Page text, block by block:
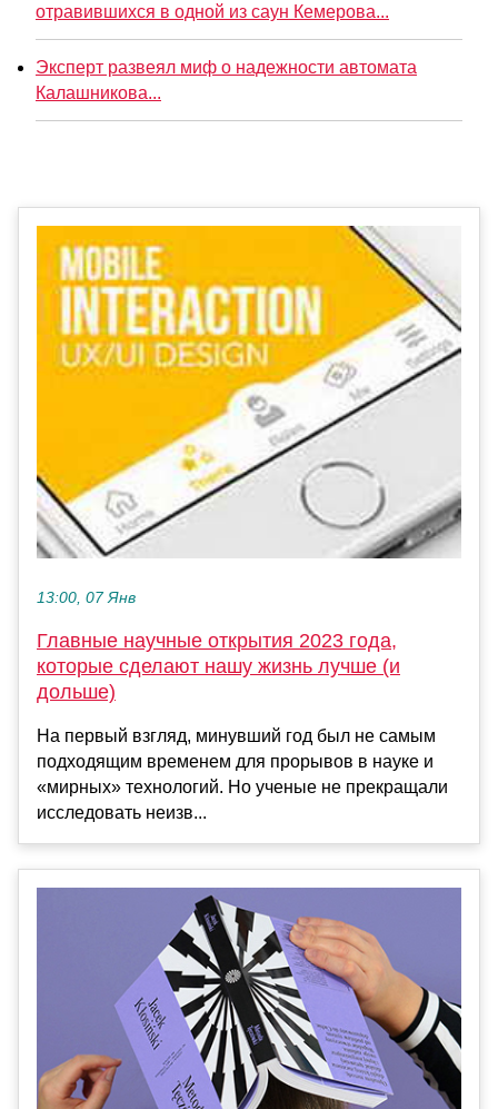
отравившихся в одной из саун Кемерова...
Эксперт развеял миф о надежности автомата
Калашникова...
13:00, 07 Янв
Главные научные открытия 2023 года,
которые сделают нашу жизнь лучше (и
дольше)
На первый взгляд, минувший год был не самым
подходящим временем для прорывов в науке и
«мирных» технологий. Но ученые не прекращали
исследовать неизв...